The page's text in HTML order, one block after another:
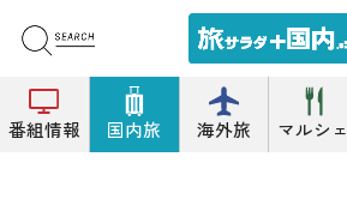
番組情報 国内旅 海外旅 マルシェ